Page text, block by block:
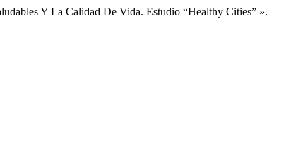
Y La Calidad De Vida. Estudio “Healthy Cities” ».